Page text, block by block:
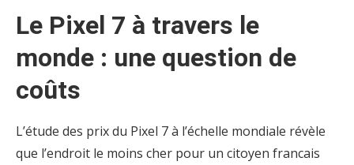
Le Pixel 7 à travers le
monde : une question de
coûts
L’étude des prix du Pixel 7 à l’échelle mondiale révèle
que l’endroit le moins cher pour un citoyen francais